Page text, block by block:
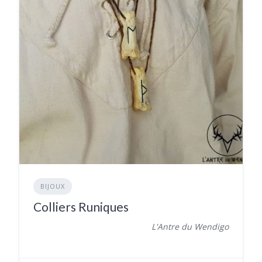
BIJOUX
Colliers Runiques
L'Antre du Wendigo